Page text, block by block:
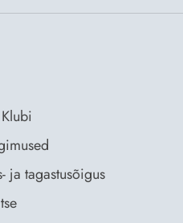
ja tagastusõigus